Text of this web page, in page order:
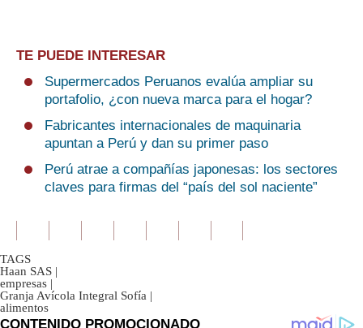
TE PUEDE INTERESAR
Supermercados Peruanos evalúa ampliar su
portafolio, ¿con nueva marca para el hogar?
Fabricantes internacionales de maquinaria
apuntan a Perú y dan su primer paso
Perú atrae a compañías japonesas: los sectores
claves para firmas del “país del sol naciente”
TAGS
Haan SAS |
empresas |
Granja Avícola Integral Sofía |
alimentos